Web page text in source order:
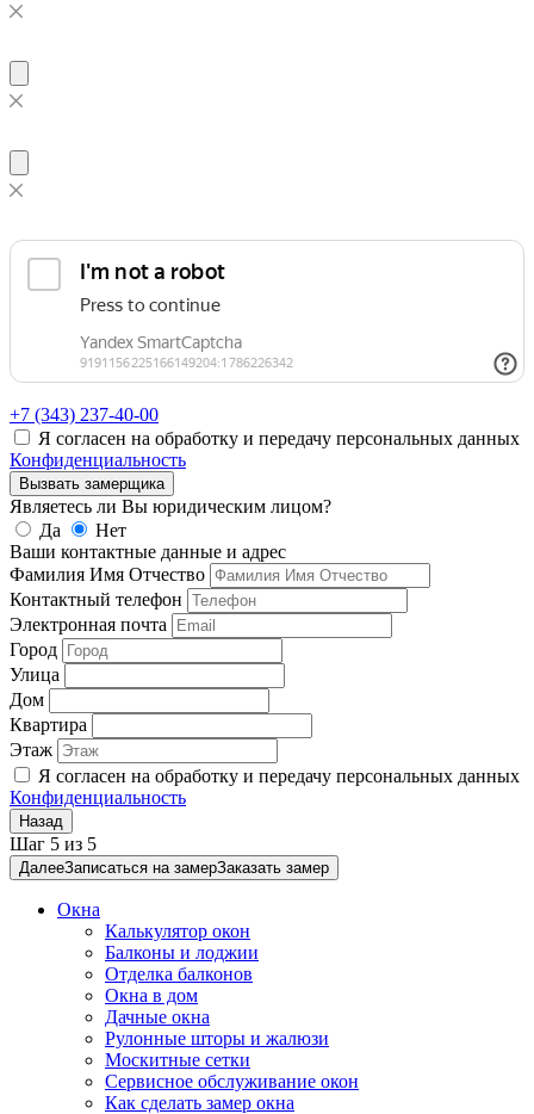
+7 (343) 237-40-00
Я согласен на обработку и передачу персональных данных
Конфиденциальность
Вызвать замерщика
Являетесь ли Вы юридическим лицом?
Да
Нет
Ваши контактные данные и адрес
Фамилия Имя Отчество
Контактный телефон
Электронная почта
Город
Улица
Дом
Квартира
Этаж
Я согласен на обработку и передачу персональных данных
Конфиденциальность
Назад
Шаг 5 из 5
ДалееЗаписаться на замерЗаказать замер
Окна
Калькулятор окон
Балконы и лоджии
Отделка балконов
Окна в дом
Дачные окна
Рулонные шторы и жалюзи
Москитные сетки
Сервисное обслуживание окон
Как сделать замер окна